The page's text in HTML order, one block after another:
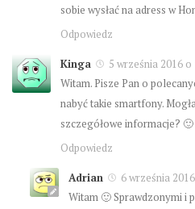
sobie wysłać na adress w
Odpowiedz
Kinga
5 września 2016 o
Witam. Pisze Pan o
nabyć takie smartfony.
szczegółowe informacje?
Odpowiedz
Adrian
6 września
Witam 🙂 Sprawdzonymi i